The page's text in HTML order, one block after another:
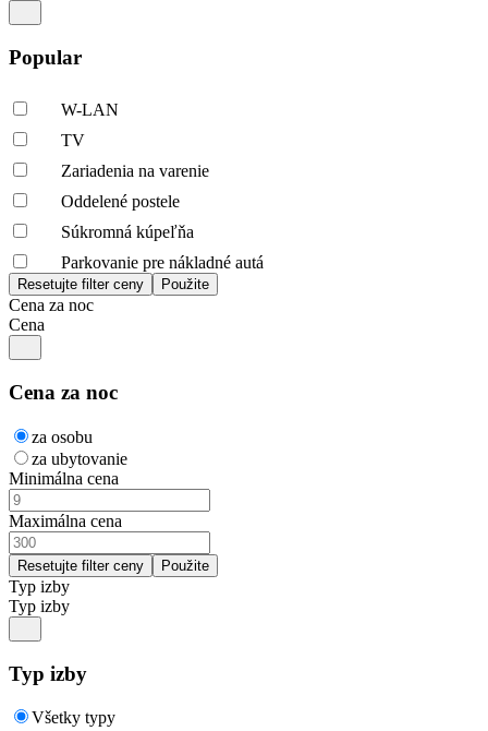
Popular
W-LAN
TV
Zariadenia na varenie
Oddelené postele
Súkromná kúpeľňa
Parkovanie pre nákladné autá
Cena za noc
Cena
Cena za noc
za osobu
za ubytovanie
Minimálna cena
Maximálna cena
Typ izby
Typ izby
Typ izby
Všetky typy